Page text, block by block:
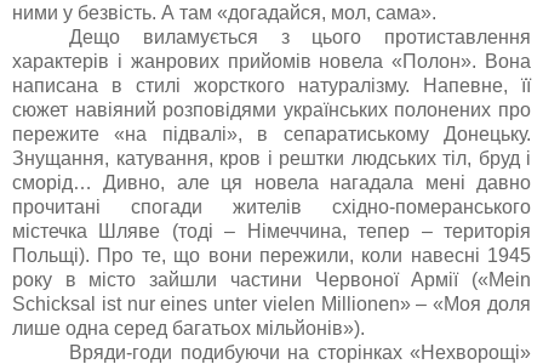
ними у безвість. А там «догадайся, мол, сама».
Дещо виламується з цього протиставлення
характерів і жанрових прийомів новела «Полон». Вона
написана в стилі жорсткого натуралізму. Напевне, її
сюжет навіяний розповідями українських полонених про
пережите «на підвалі», в сепаратиському Донецьку.
Знущання, катування, кров і рештки людських тіл, бруд і
сморід… Дивно, але ця новела нагадала мені давно
прочитані спогади жителів східно-померанського
містечка Шляве (тоді – Німеччина, тепер – територія
Польщі). Про те, що вони пережили, коли навесні 1945
року в місто зайшли частини Червоної Армії («Mein
Schicksal ist nur eines unter vielen Millionen» – «Моя доля
лише одна серед багатьох мільйонів»).
Вряди-годи подибуючи на сторінках «Нехворощі»